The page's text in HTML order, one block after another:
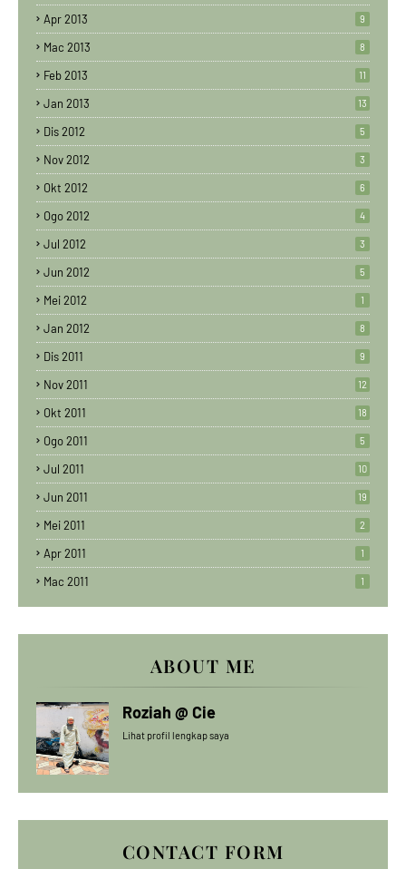
Apr 2013 9
Mac 2013 8
Feb 2013 11
Jan 2013 13
Dis 2012 5
Nov 2012 3
Okt 2012 6
Ogo 2012 4
Jul 2012 3
Jun 2012 5
Mei 2012 1
Jan 2012 8
Dis 2011 9
Nov 2011 12
Okt 2011 18
Ogo 2011 5
Jul 2011 10
Jun 2011 19
Mei 2011 2
Apr 2011 1
Mac 2011 1
ABOUT ME
Roziah @ Cie
Lihat profil lengkap saya
CONTACT FORM